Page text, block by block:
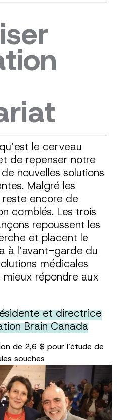
le cerveau
de repenser notre
nouvelles solutions
Malgré les
encore de
comblés. Les trois
repoussent les
et placent le
à l’avant-garde du
médicales
mieux répondre aux
et directrice
Brain Canada
de 2,6 $ pour l’étude de
souches